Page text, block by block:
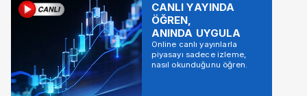
CANLI YAYINDA
ÖĞREN,
ANINDA UYGULA
Online canlı yayınlarla
piyasayı sadece izleme,
nasıl okunduğunu öğren.